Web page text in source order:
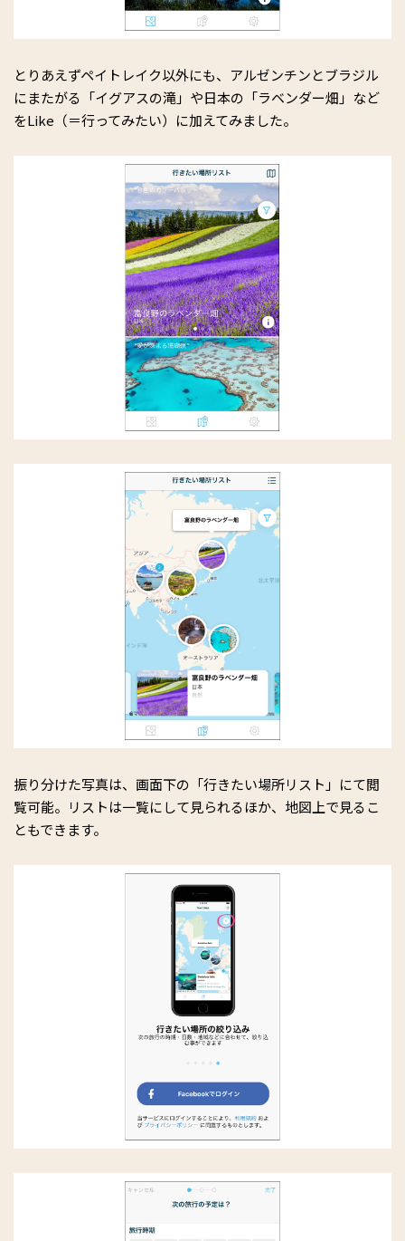
とりあえずペイトレイク以外にも、アルゼンチンとブラジル
にまたがる「イグアスの滝」や日本の「ラベンダー畑」など
をLike（＝行ってみたい）に加えてみました。
振り分けた写真は、画面下の「行きたい場所リスト」にて閲
覧可能。リストは一覧にして見られるほか、地図上で見るこ
ともできます。